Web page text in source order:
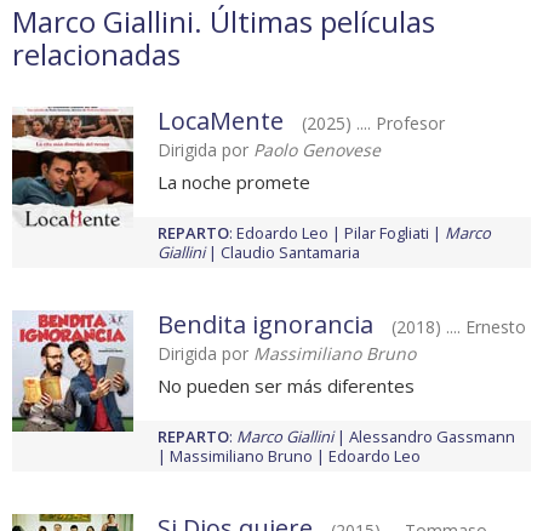
Marco Giallini. Últimas películas
relacionadas
LocaMente
(2025) .... Profesor
Dirigida por Paolo Genovese
La noche promete
REPARTO: Edoardo Leo Pilar Fogliati
Marco
Giallini
Claudio Santamaria
Bendita ignorancia
(2018) .... Ernesto
Dirigida por Massimiliano Bruno
No pueden ser más diferentes
REPARTO: Marco Giallini
Alessandro Gassmann
Massimiliano Bruno
Edoardo Leo